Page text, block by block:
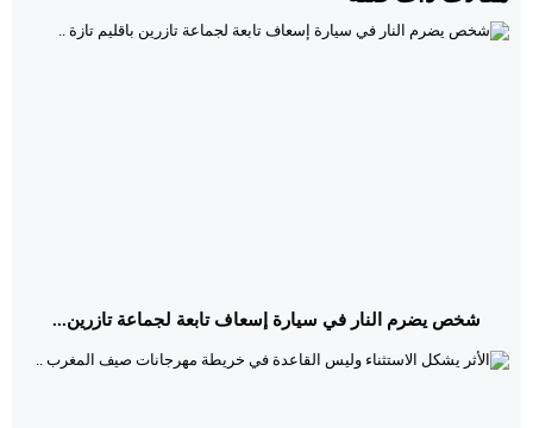
شخص يضرم النار في سيارة إسعاف تابعة لجماعة تازرين...